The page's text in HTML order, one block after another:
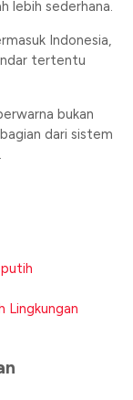
lebih sederhana.
Indonesia,
tertentu
bukan
dari sistem
Lingkungan